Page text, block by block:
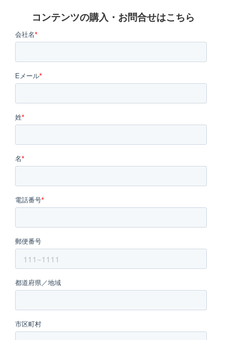
コンテンツの購入・お問合せはこちら